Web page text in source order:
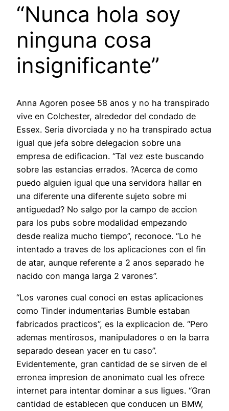
“Nunca hola soy
ninguna cosa
insignificante”
Anna Agoren posee 58 anos y no ha transpirado
vive en Colchester, alrededor del condado de
Essex. Seri­a divorciada y no ha transpirado actua
igual que jefa sobre delegacion sobre una
empresa de edificacion. “Tal vez este buscando
sobre las estancias errados. ?Acerca de como
puedo alguien igual que una servidora hallar en
una diferente una diferente sujeto sobre mi
antiguedad? No salgo por la campo de accion
para los pubs sobre modalidad empezando
desde realiza mucho tiempo”, reconoce. “Lo he
intentado a traves de los aplicaciones con el fin
de atar, aunque referente a 2 anos separado he
nacido con manga larga 2 varones”.
“Los varones cual conoci en estas aplicaciones
como Tinder indumentarias Bumble estaban
fabricados practicos”, es la explicacion de. “Pero
ademas mentirosos, manipuladores o en la barra
separado desean yacer en tu caso”.
Evidentemente, gran cantidad de se sirven de el
erronea impresion de anonimato cual les ofrece
internet para intentar dominar a sus ligues. “Gran
cantidad de establecen que conducen un BMW,